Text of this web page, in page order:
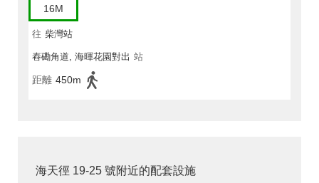
16M
往 柴灣站
舂磡角道, 海暉花園對出 站
距離 450m
海天徑 19-25 號附近的配套設施